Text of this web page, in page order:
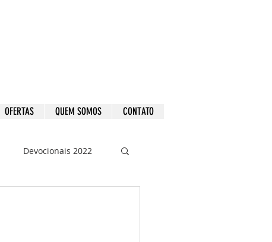
OFERTAS QUEM SOMOS CONTATO
Devocionais 2022